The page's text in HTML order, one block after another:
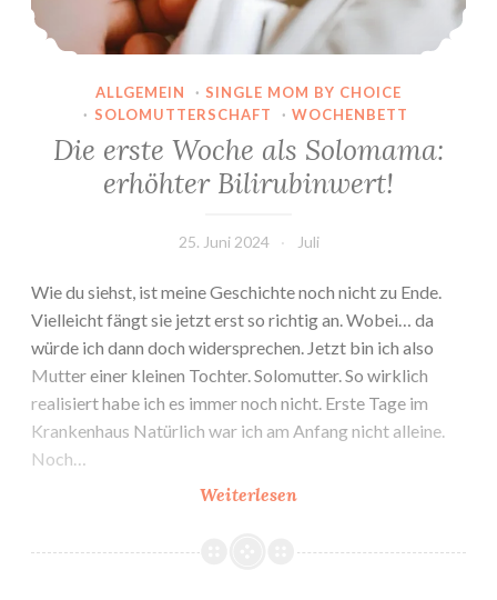
ALLGEMEIN · SINGLE MOM BY CHOICE
· SOLOMUTTERSCHAFT · WOCHENBETT
Die erste Woche als Solomama:
erhöhter Bilirubinwert!
25. Juni 2024 Juli
Wie du siehst, ist meine Geschichte noch nicht zu Ende.
Vielleicht fängt sie jetzt erst so richtig an. Wobei… da
würde ich dann doch widersprechen. Jetzt bin ich also
Mutter einer kleinen Tochter. Solomutter. So wirklich
realisiert habe ich es immer noch nicht. Erste Tage im
Krankenhaus Natürlich war ich am Anfang nicht alleine.
Noch…
WeiterlesenDie
Woche